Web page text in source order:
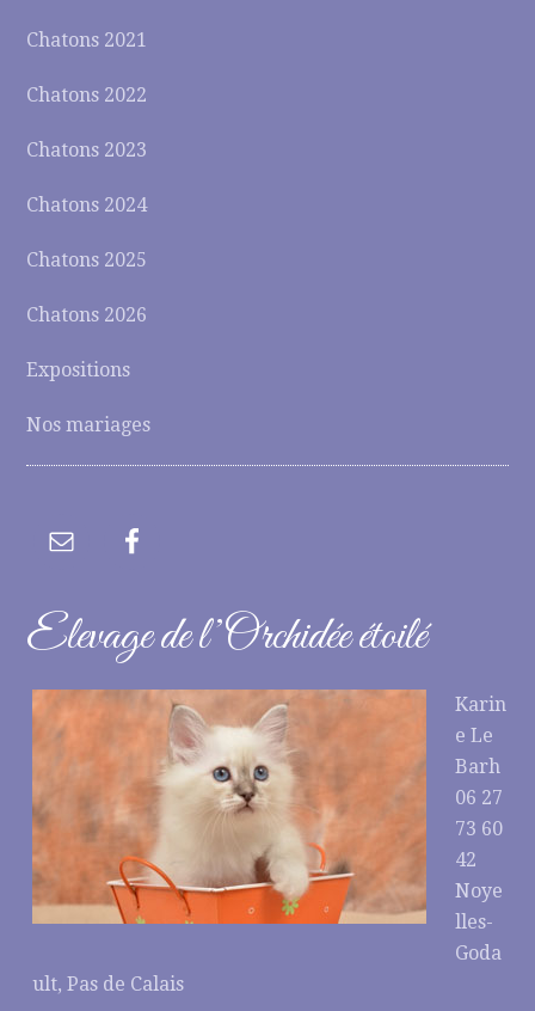
Chatons 2021
Chatons 2022
Chatons 2023
Chatons 2024
Chatons 2025
Chatons 2026
Expositions
Nos mariages
Elevage de l’Orchidée étoilé
Karin
e Le
Barh
06 27
73 60
42
Noye
lles-
Goda
ult, Pas de Calais